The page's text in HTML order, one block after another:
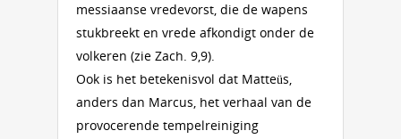
messiaanse vredevorst, die de wapens
stukbreekt en vrede afkondigt onder de
volkeren (zie Zach. 9,9).
Ook is het betekenisvol dat Matteüs,
anders dan Marcus, het verhaal van de
provocerende tempelreiniging